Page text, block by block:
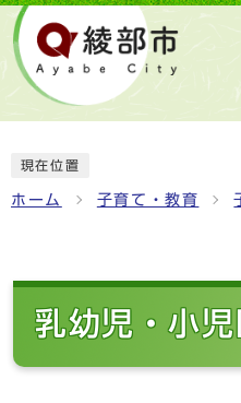
現在位置
ホーム 子育て・教育
乳幼児・小